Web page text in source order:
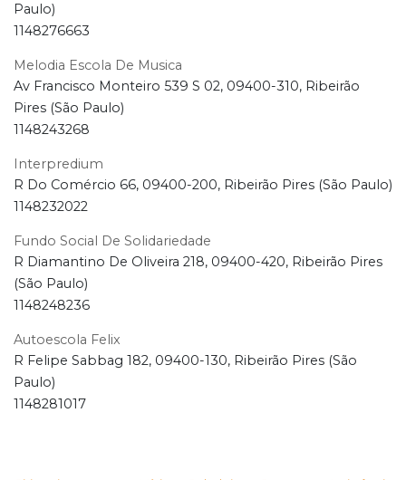
Paulo)
1148276663
Melodia Escola De Musica
Av Francisco Monteiro 539 S 02, 09400-310, Ribeirão
Pires (São Paulo)
1148243268
Interpredium
R Do Comércio 66, 09400-200, Ribeirão Pires (São Paulo)
1148232022
Fundo Social De Solidariedade
R Diamantino De Oliveira 218, 09400-420, Ribeirão Pires
(São Paulo)
1148248236
Autoescola Felix
R Felipe Sabbag 182, 09400-130, Ribeirão Pires (São
Paulo)
1148281017